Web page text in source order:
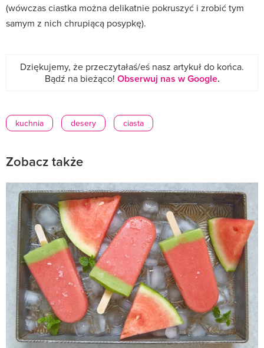
(wówczas ciastka można delikatnie pokruszyć i zrobić tym
samym z nich chrupiącą posypkę).
Dziękujemy, że przeczytałaś/eś nasz artykuł do końca.
Bądź na bieżąco! Obserwuj nas w Google.
kuchnia desery ciasta
Zobacz także